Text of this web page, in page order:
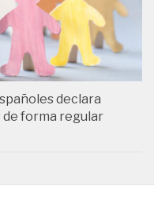
declara
forma regular